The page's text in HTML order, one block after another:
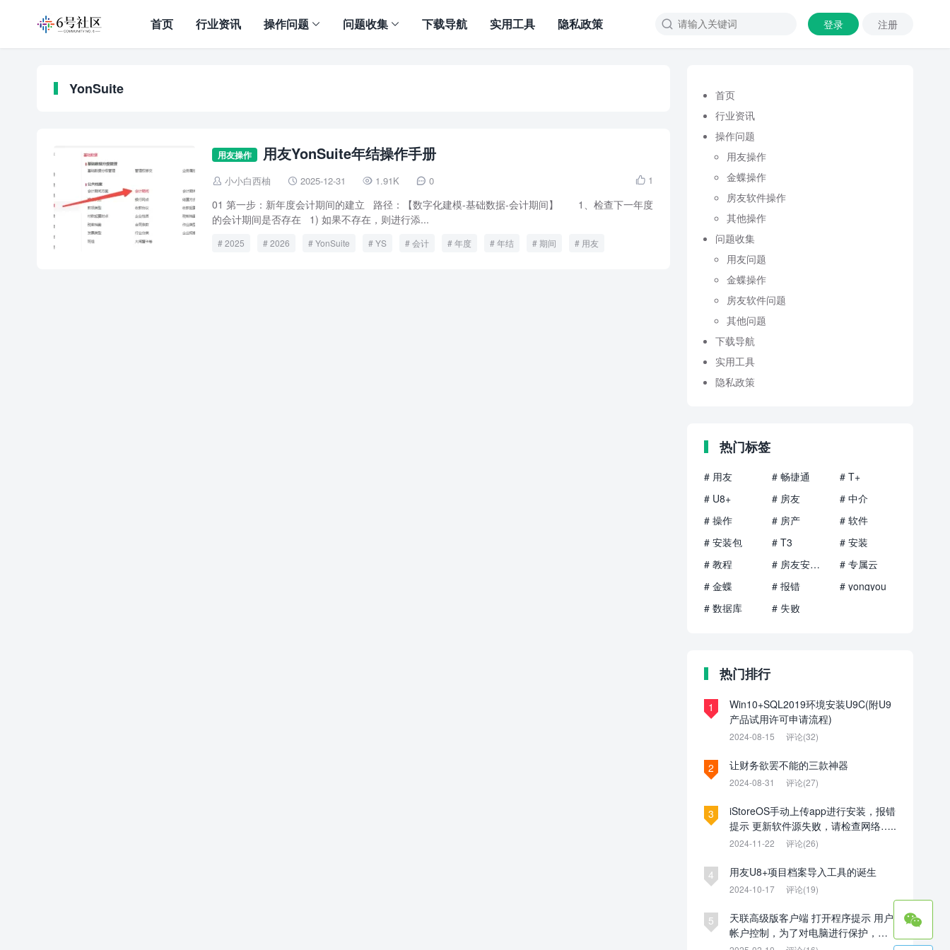
登录 注册

首页 行业资讯 操作问题 问题收集 下载导航 实用工具 隐私政策
YonSuite
用友操作 用友YonSuite年结操作手册
 小小白西柚  2025-12-31  1.91K  0  1
01 第一步：新年度会计期间的建立 路径：【数字化建模-基础数据-会计期间】 1、检查下一年度
的会计期间是否存在 1) 如果不存在，则进行添...
2025 2026 YonSuite YS 会计 年度 年结 期间
用友
首页
行业资讯
操作问题
用友操作
金蝶操作
房友软件操作
其他操作
问题收集
用友问题
金蝶操作
房友软件问题
其他问题
下载导航
实用工具
隐私政策
热门标签
# 用友 # 畅捷通
# T+
# U8+
# 房友
# 中介
# 操作
# 房产
# 软件
# 安装包
# T3
# 安装
# 教程
# 房友安装包
# 专属云
# 金蝶
# 报错
# yongyou
# 数据库
# 失败
热门排行
1
Win10+SQL2019环境安装U9C(附U9
产品试用许可申请流程)
2024-08-15 评论(32)
2 让财务欲罢不能的三款神器
2024-08-31 评论(27)
3
iStoreOS手动上传app进行安装，报错
提示 更新软件源失败，请检查网络…..
2024-11-22 评论(26)
4 用友U8+项目档案导入工具的诞生
2024-10-17 评论(19)
5
天联高级版客户端 打开程序提示 用户
帐户控制，为了对电脑进行保护，已
经阻止此应用。管理员已阻止你运行
